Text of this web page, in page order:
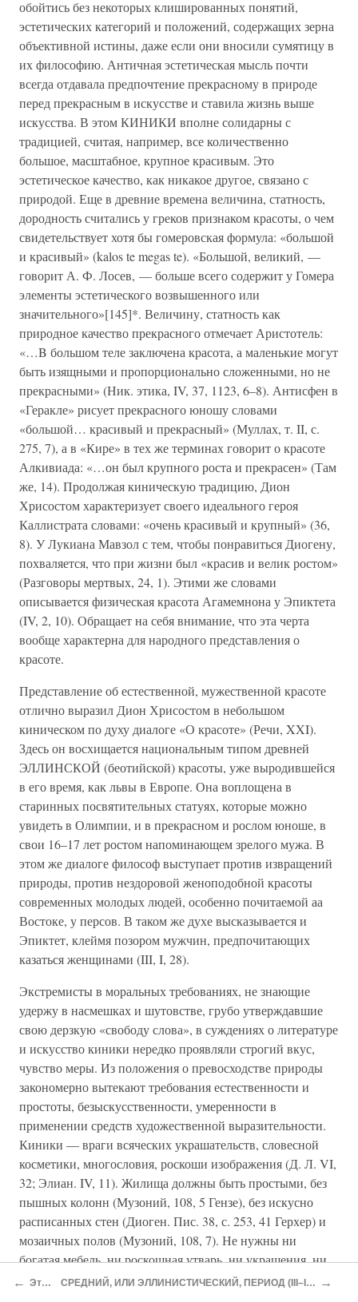
обойтись без некоторых клишированных понятий,
эстетических категорий и положений, содержащих зерна
объективной истины, даже если они вносили сумятицу в
их философию. Античная эстетическая мысль почти
всегда отдавала предпочтение прекрасному в природе
перед прекрасным в искусстве и ставила жизнь выше
искусства. В этом КИНИКИ вполне солидарны с
традицией, считая, например, все количественно
большое, масштабное, крупное красивым. Это
эстетическое качество, как никакое другое, связано с
природой. Еще в древние времена величина, статность,
дородность считались у греков признаком красоты, о чем
свидетельствует хотя бы гомеровская формула: «большой
и красивый» (kalos te megas te). «Большой, великий, —
говорит А. Ф. Лосев, — больше всего содержит у Гомера
элементы эстетического возвышенного или
значительного»[145]*. Величину, статность как
природное качество прекрасного отмечает Аристотель:
«…B большом теле заключена красота, а маленькие могут
быть изящными и пропорционально сложенными, но не
прекрасными» (Ник. этика, IV, 37, 1123, 6–8). Антисфен в
«Геракле» рисует прекрасного юношу словами
«большой… красивый и прекрасный» (Муллах, т. II, с.
275, 7), а в «Кире» в тех же терминах говорит о красоте
Алкивиада: «…он был крупного роста и прекрасен» (Там
же, 14). Продолжая киническую традицию, Дион
Хрисостом характеризует своего идеального героя
Каллистрата словами: «очень красивый и крупный» (36,
8). У Лукиана Мавзол с тем, чтобы понравиться Диогену,
похваляется, что при жизни был «красив и велик ростом»
(Разговоры мертвых, 24, 1). Этими же словами
описывается физическая красота Агамемнона у Эпиктета
(IV, 2, 10). Обращает на себя внимание, что эта черта
вообще характерна для народного представления о
красоте.
Представление об естественной, мужественной красоте
отлично выразил Дион Хрисостом в небольшом
киническом по духу диалоге «О красоте» (Речи, XXI).
Здесь он восхищается национальным типом древней
ЭЛЛИНСКОЙ (беотийской) красоты, уже выродившейся
в его время, как львы в Европе. Она воплощена в
старинных посвятительных статуях, которые можно
увидеть в Олимпии, и в прекрасном и рослом юноше, в
свои 16–17 лет ростом напоминающем зрелого мужа. В
этом же диалоге философ выступает против извращений
природы, против нездоровой женоподобной красоты
современных молодых людей, особенно почитаемой аа
Востоке, у персов. В таком же духе высказывается и
Эпиктет, клеймя позором мужчин, предпочитающих
казаться женщинами (III, I, 28).
Экстремисты в моральных требованиях, не знающие
удержу в насмешках и шутовстве, грубо утверждавшие
свою дерзкую «свободу слова», в суждениях о литературе
и искусство киники нередко проявляли строгий вкус,
чувство меры. Из положения о превосходстве природы
закономерно вытекают требования естественности и
простоты, безыскусственности, умеренности в
применении средств художественной выразительности.
Киники — враги всяческих украшательств, словесной
косметики, многословия, роскоши изображения (Д. Л. VI,
32; Элиан. IV, 11). Жилища должны быть простыми, без
пышных колонн (Музоний, 108, 5 Гензе), без искусно
расписанных стен (Диоген. Пис. 38, с. 253, 41 Герхер) и
мозаичных полов (Музоний, 108, 7). Не нужны ни
богатая мебель, ни роскошная утварь, ни украшения, ни
модные одежды и т. п. Жизненной простоте посвятил
← Этика СРЕДНИЙ, ИЛИ ЭЛЛИНИСТИЧЕСКИЙ, ПЕРИОД (III–I ВВ. ДО Н. Э.) →